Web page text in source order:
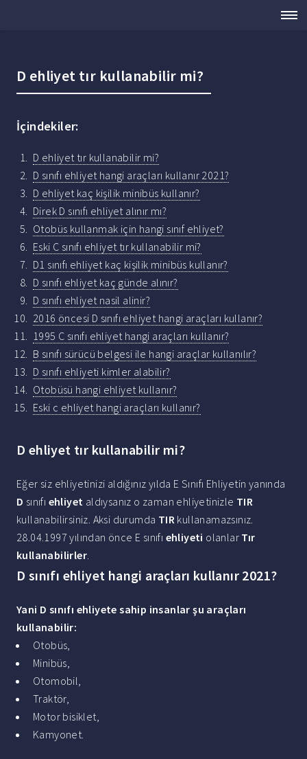
D ehliyet tır kullanabilir mi?
İçindekiler:
D ehliyet tır kullanabilir mi?
D sınıfı ehliyet hangi araçları kullanır 2021?
D ehliyet kaç kişilik minibüs kullanır?
Direk D sınıfı ehliyet alınır mı?
Otobüs kullanmak için hangi sınıf ehliyet?
Eski C sınıfı ehliyet tır kullanabilir mi?
D1 sınıfı ehliyet kaç kişilik minibüs kullanır?
D sınıfı ehliyet kaç günde alınır?
D sınıfı ehliyet nasil alinir?
2016 öncesi D sınıfı ehliyet hangi araçları kullanır?
1995 C sınıfı ehliyet hangi araçları kullanır?
B sınıfı sürücü belgesi ile hangi araçlar kullanılır?
D sınıfı ehliyeti kimler alabilir?
Otobüsü hangi ehliyet kullanır?
Eski c ehliyet hangi araçları kullanır?
D ehliyet tır kullanabilir mi?
Eğer siz ehliyetinizi aldığınız yılda E Sınıfı Ehliyetin yanında
D sınıfı ehliyet aldıysanız o zaman ehliyetinizle TIR
kullanabilirsiniz. Aksi durumda TIR kullanamazsınız.
28.04.1997 yılından önce E sınıfı ehliyeti olanlar Tır
kullanabilirler.
D sınıfı ehliyet hangi araçları kullanır 2021?
Yani D sınıfı ehliyete sahip insanlar şu araçları
kullanabilir:
Otobüs,
Minibüs,
Otomobil,
Traktör,
Motor bisiklet,
Kamyonet.